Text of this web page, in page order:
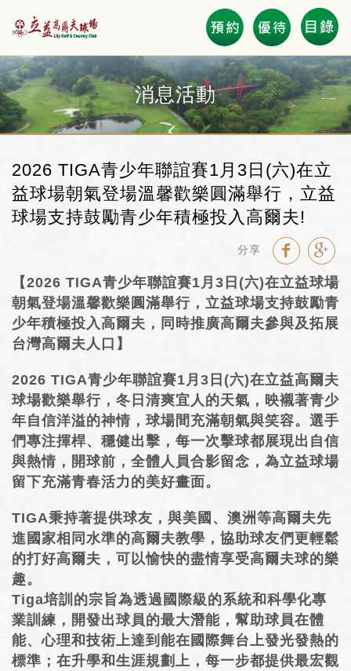
會員登錄
電子優惠券 Coupon
立益會員卡友專區
Course Layout 全區圖
擊球與餐飲活動預約
GOLF BOOKING
News 優惠活動
HOLE＃1~18 Guide
餐廳現場點餐
FINE CUISINE
Lily Golf 簡介
語言選單
消息活動
2026 TIGA青少年聯誼賽1月3日(六)在立
益球場朝氣登場溫馨歡樂圓滿舉行，立益
球場支持鼓勵青少年積極投入高爾夫!
分享
【2026 TIGA青少年聯誼賽1月3日(六)在立益球場
朝氣登場溫馨歡樂圓滿舉行，立益球場支持鼓勵青
少年積極投入高爾夫，同時推廣高爾夫參與及拓展
台灣高爾夫人口】
2026 TIGA青少年聯誼賽1月3日(六)在立益高爾夫
球場歡樂舉行，冬日清爽宜人的天氣，映襯著青少
年自信洋溢的神情，球場間充滿朝氣與笑容。選手
們專注揮桿、穩健出擊，每一次擊球都展現出自信
與熱情，開球前，全體人員合影留念，為立益球場
留下充滿青春活力的美好畫面。
TIGA秉持著提供球友，與美國、澳洲等高爾夫先
進國家相同水準的高爾夫教學，協助球友們更輕鬆
的打好高爾夫，可以愉快的盡情享受高爾夫球的樂
趣。
Tiga培訓的宗旨為透過國際級的系統和科學化專
業訓練，開發出球員的最大潛能，幫助球員在體
能、心理和技術上達到能在國際舞台上發光發熱的
標準；在升學和生涯規劃上，每一步都提供最宏觀